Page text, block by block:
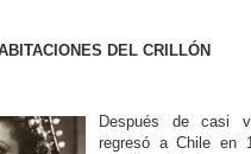
DEL CRILLÓN
Después de casi
regresó a Chile en